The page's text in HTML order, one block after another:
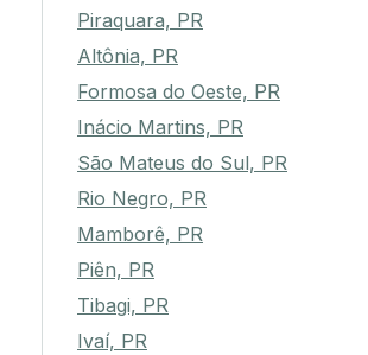
Piraquara, PR
Altônia, PR
Formosa do Oeste, PR
Inácio Martins, PR
São Mateus do Sul, PR
Rio Negro, PR
Mamborê, PR
Piên, PR
Tibagi, PR
Ivaí, PR